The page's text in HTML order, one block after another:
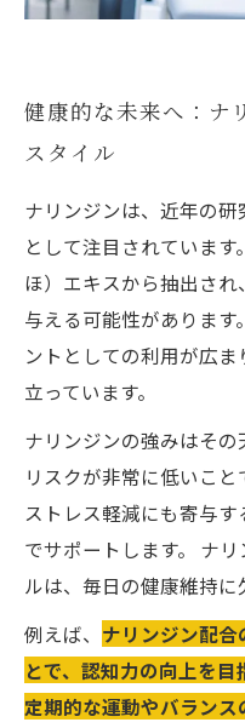
健康的な未来へ：ナ
スタイル
ナリンジンは、近年の
として注目されていま
ほ）エキスから抽出さ
与える可能性がありま
ントとしての利用が広
立っています。
ナリンジンの強みはそ
リスクが非常に低いこ
ストレス軽減にも寄与
でサポートします。 ナ
ルは、毎日の健康維持に
例えば、 ナリンジン配合
とで、認知力の向上を目
定期的な運動やバラン